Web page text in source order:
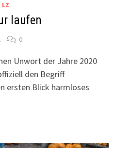
LZ
laufen
0
Unwort der Jahre 2020
den Begriff
ersten Blick harmloses